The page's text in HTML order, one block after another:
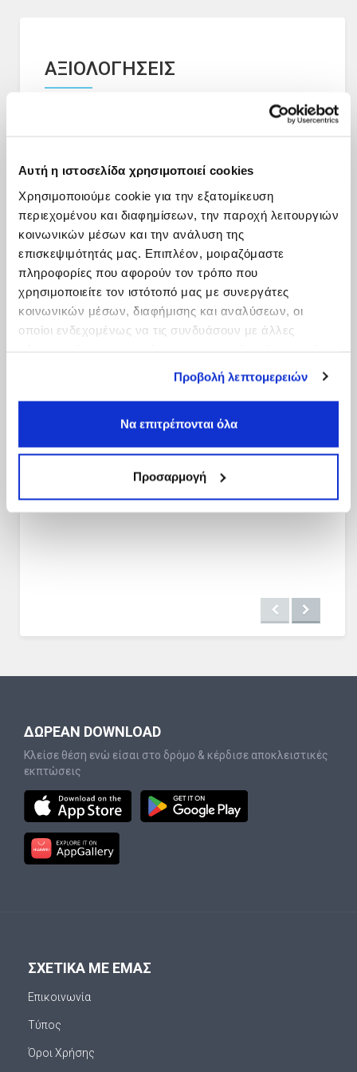
Αυτή η ιστοσελίδα χρησιμοποιεί cookies
Χρησιμοποιούμε cookie για την εξατομίκευση
περιεχομένου και διαφημίσεων, την παροχή λειτουργιών
κοινωνικών μέσων και την ανάλυση της
επισκεψιμότητάς μας. Επιπλέον, μοιραζόμαστε
πληροφορίες που αφορούν τον τρόπο που
χρησιμοποιείτε τον ιστότοπό μας με συνεργάτες
κοινωνικών μέσων, διαφήμισης και αναλύσεων, οι
οποίοι ενδεχομένως να τις συνδυάσουν με άλλες
Προβολή λεπτομερειών
Να επιτρέπονται όλα
Προσαρμογή
ΑΞΙΟΛΟΓΗΣΕΙΣ
Δες πρόσφατες αξιολογήσεις από άλλους χρήστες
ΔΩΡΕΑΝ DOWNLOAD
Κλείσε θέση ενώ είσαι στο δρόμο & κέρδισε αποκλειστικές
εκπτώσεις
ΣΧΕΤΙΚΑ ΜΕ ΕΜΑΣ
Επικοινωνία
Τύπος
Όροι Χρήσης